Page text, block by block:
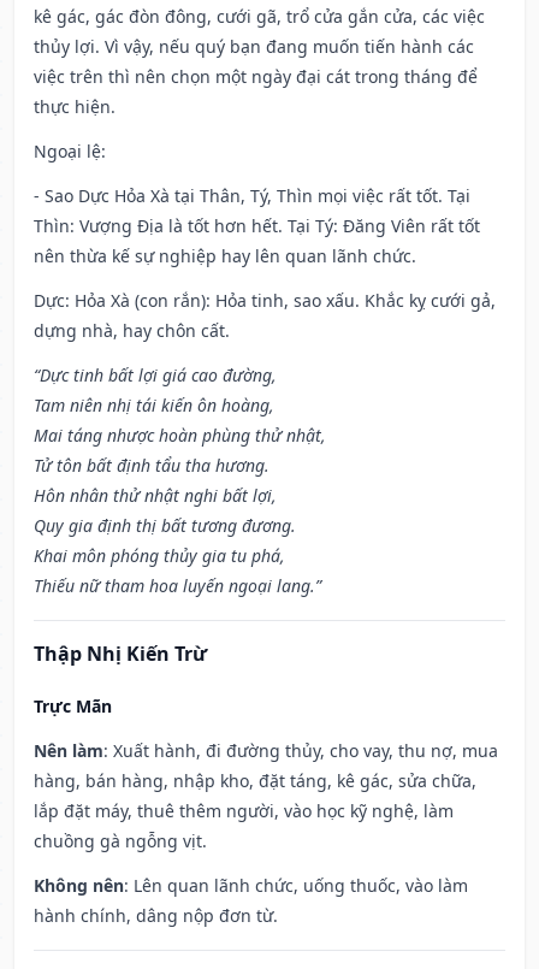
kê gác, gác đòn đông, cưới gã, trổ cửa gắn cửa, các việc
thủy lợi. Vì vậy, nếu quý bạn đang muốn tiến hành các
việc trên thì nên chọn một ngày đại cát trong tháng để
thực hiện.
Ngoại lệ:
- Sao Dực Hỏa Xà tại Thân, Tý, Thìn mọi việc rất tốt. Tại
Thìn: Vượng Địa là tốt hơn hết. Tại Tý: Đăng Viên rất tốt
nên thừa kế sự nghiệp hay lên quan lãnh chức.
Dực: Hỏa Xà (con rắn): Hỏa tinh, sao xấu. Khắc kỵ cưới gả,
dựng nhà, hay chôn cất.
“Dực tinh bất lợi giá cao đường,
Tam niên nhị tái kiến ôn hoàng,
Mai táng nhược hoàn phùng thử nhật,
Tử tôn bất định tẩu tha hương.
Hôn nhân thử nhật nghi bất lợi,
Quy gia định thị bất tương đương.
Khai môn phóng thủy gia tu phá,
Thiếu nữ tham hoa luyến ngoại lang.”
Thập Nhị Kiến Trừ
Trực Mãn
Nên làm: Xuất hành, đi đường thủy, cho vay, thu nợ, mua
hàng, bán hàng, nhập kho, đặt táng, kê gác, sửa chữa,
lắp đặt máy, thuê thêm người, vào học kỹ nghệ, làm
chuồng gà ngỗng vịt.
Không nên: Lên quan lãnh chức, uống thuốc, vào làm
hành chính, dâng nộp đơn từ.